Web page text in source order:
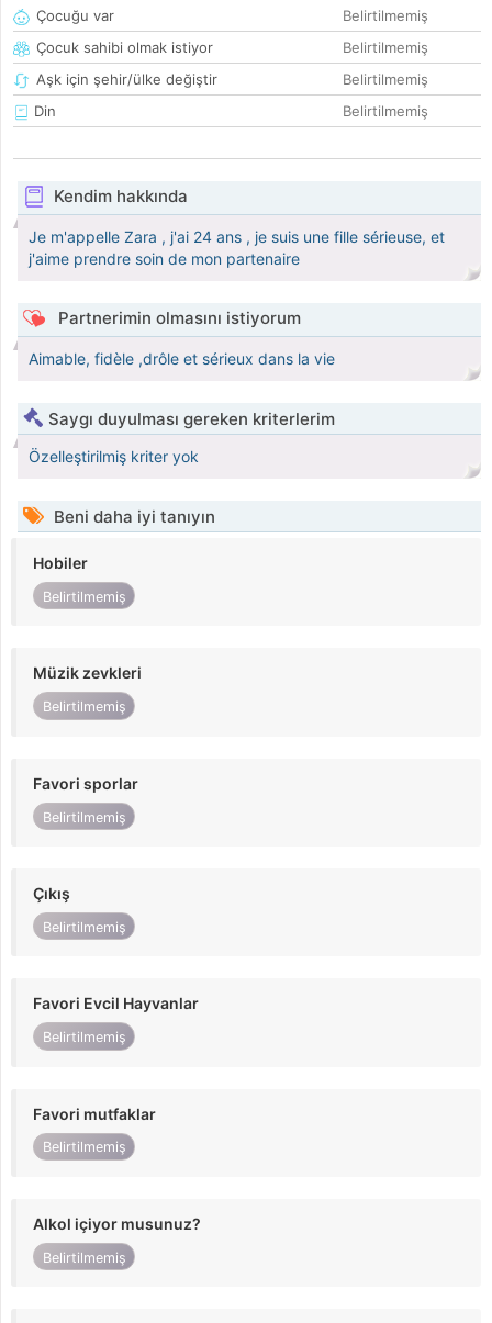
Çocuğu var
Belirtilmemiş
Çocuk sahibi olmak istiyor
Belirtilmemiş
Aşk için şehir/ülke değiştir
Belirtilmemiş
Din
Belirtilmemiş
Kendim hakkında
Je m'appelle Zara , j'ai 24 ans , je suis une fille sérieuse, et
j'aime prendre soin de mon partenaire
Partnerimin olmasını istiyorum
Aimable, fidèle ,drôle et sérieux dans la vie
Saygı duyulması gereken kriterlerim
Özelleştirilmiş kriter yok
Beni daha iyi tanıyın
Hobiler
Belirtilmemiş
Müzik zevkleri
Belirtilmemiş
Favori sporlar
Belirtilmemiş
Çıkış
Belirtilmemiş
Favori Evcil Hayvanlar
Belirtilmemiş
Favori mutfaklar
Belirtilmemiş
Alkol içiyor musunuz?
Belirtilmemiş